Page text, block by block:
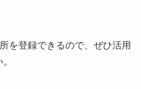
を登録できるので、ぜひ活用